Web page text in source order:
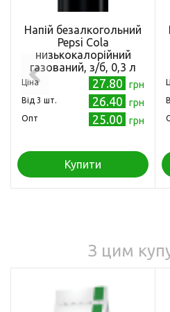
Напій безалкогольний
Pepsi Cola
низькокалорійний
газований, з/б, 0,3 л
(4823063112666)
Ціна 27.80 грн
Від 3 шт. 26.40 грн
Опт 25.00 грн
Купити
З цим